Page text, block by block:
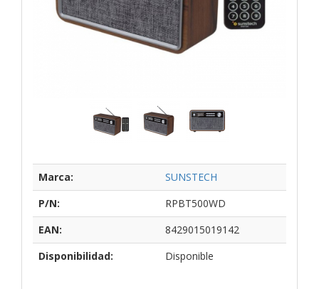
Marca:
SUNSTECH
P/N:
RPBT500WD
EAN:
8429015019142
Disponibilidad:
Disponible